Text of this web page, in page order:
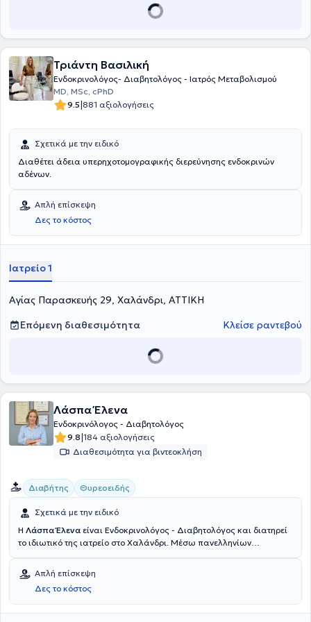
Τριάντη Βασιλική
Ενδοκρινολόγος- Διαβητολόγος - Ιατρός Μεταβολισμού
MD, MSc, cPhD
9.5|881 αξιολογήσεις
Σχετικά με την ειδικό
Διαθέτει άδεια υπερηχοτομογραφικής διερεύνησης ενδοκρινών
αδένων.
Απλή επίσκεψη
Δες το κόστος
Ιατρείο 1
Αγίας Παρασκευής 29, Χαλάνδρι, ΑΤΤΙΚΗ
Επόμενη διαθεσιμότητα
Κλείσε ραντεβού
Λάσπα Έλενα
Ενδοκρινόλογος - Διαβητολόγος
9.8|184 αξιολογήσεις
Διαθεσιμότητα για βιντεοκλήση
Διαβήτης Θυρεοειδής
Σχετικά με την ειδικό
Η Λάσπα Έλενα είναι Ενδοκρινολόγος - Διαβητολόγος και διατηρεί
το ιδιωτικό της ιατρείο στο Χαλάνδρι. Μέσω πανελληνίων
γραπτό διαγωνισμό έλαβε και διατήρησε για όλη τη διάρκεια των
σπουδών την υποτροφία του κληροδοτήματος "Αντωνίου
Παπαδάκη". Μετά την αποφοίτηση της τον Ιούλιο του 1996
εκπλήρωσε την υπηρεσίας υπαίθρου, στην διάρκεια της οποίας
Απλή επίσκεψη
Δες το κόστος